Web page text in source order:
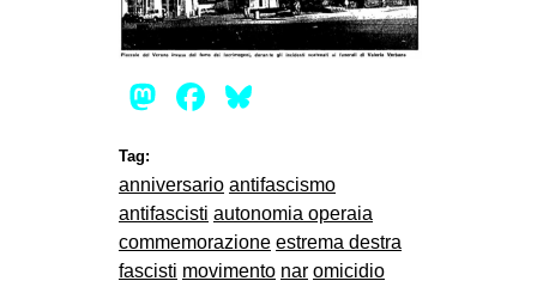
Mastodon
Facebook
Tag:
anniversario antifascismo
antifascisti autonomia operaia
commemorazione estrema destra
fascisti movimento nar omicidio